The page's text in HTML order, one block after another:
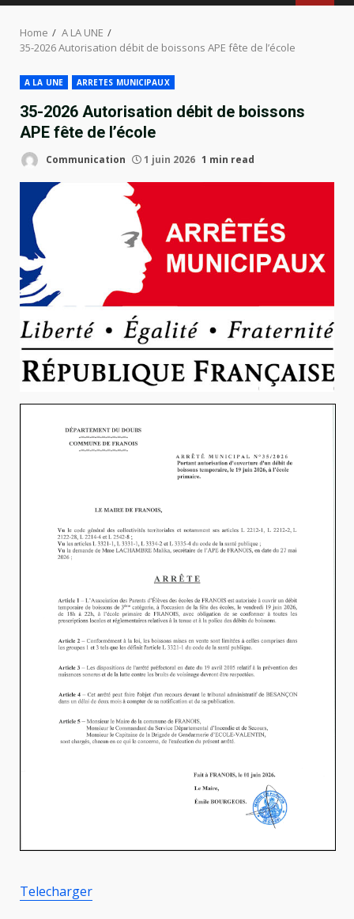
Home
A LA UNE
35-2026 Autorisation débit de boissons APE fête de l’école
A LA UNE ARRETES MUNICIPAUX
35-2026 Autorisation débit de boissons
APE fête de l’école
Communication 1 juin 2026 1 min read
Telecharger